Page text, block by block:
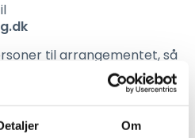
Om
til arrangementet, så
at tilmelde jer.